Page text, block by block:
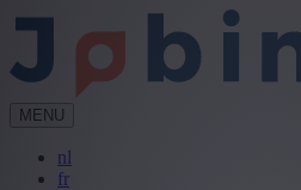
MENU
nl
fr